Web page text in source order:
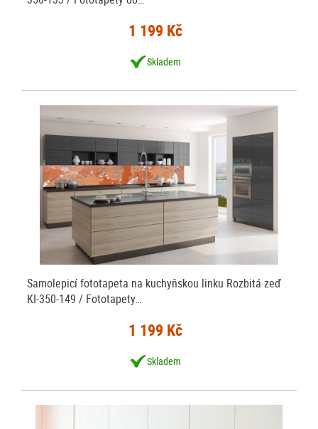
1 199 Kč
Skladem
Samolepicí fototapeta na kuchyňskou linku Rozbitá zeď
KI-350-149 / Fototapety…
1 199 Kč
Skladem